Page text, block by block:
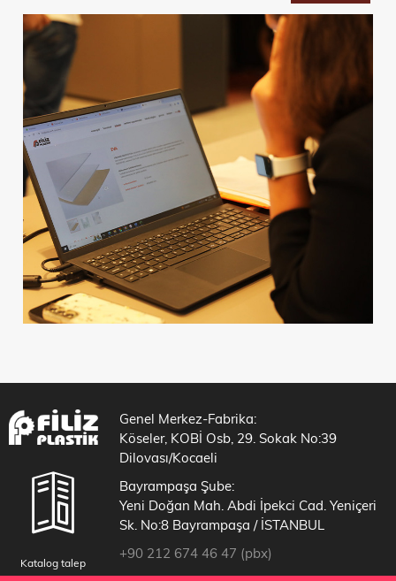
Katalog talep
Genel Merkez-Fabrika:
Köseler, KOBİ Osb, 29. Sokak No:39
Dilovası/Kocaeli
Bayrampaşa Şube:
Yeni Doğan Mah. Abdi İpekci Cad. Yeniçeri
Sk. No:8 Bayrampaşa / İSTANBUL
+90 212 674 46 47 (pbx)